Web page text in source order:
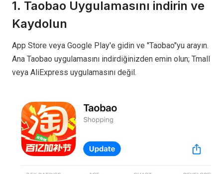
1. Taobao Uygulamasını indirin ve
Kaydolun
App Store veya Google Play'e gidin ve "Taobao"yu arayın.
Ana Taobao uygulamasını indirdiğinizden emin olun; Tmall
veya AliExpress uygulamasını değil.